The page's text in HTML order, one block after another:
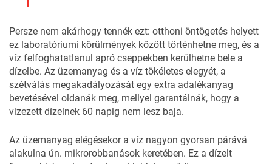
Persze nem akárhogy tennék ezt: otthoni öntögetés helyett
ez laboratóriumi körülmények között történhetne meg, és a
víz felfoghatatlanul apró cseppekben kerülhetne bele a
dízelbe. Az üzemanyag és a víz tökéletes elegyét, a
szétválás megakadályozását egy extra adalékanyag
bevetésével oldanák meg, mellyel garantálnák, hogy a
vizezett dízelnek 60 napig nem lesz baja.
Az üzemanyag elégésekor a víz nagyon gyorsan párává
alakulna ún. mikrorobbanások keretében. Ez a dízelt